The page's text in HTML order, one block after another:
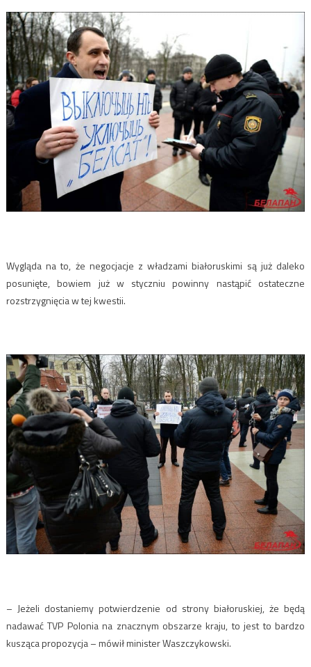
Wygląda na to, że negocjacje z władzami białoruskimi są już daleko
posunięte, bowiem już w styczniu powinny nastąpić ostateczne
rozstrzygnięcia w tej kwestii.
– Jeżeli dostaniemy potwierdzenie od strony białoruskiej, że będą
nadawać TVP Polonia na znacznym obszarze kraju, to jest to bardzo
kusząca propozycja – mówił minister Waszczykowski.